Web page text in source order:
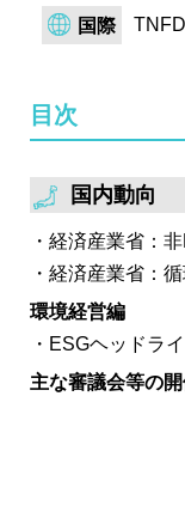
として「最も
示。後者の
国際
目次
国内動向
経済産業省：
経済産業省：
環境経営編
ESGヘッドラ
主な審議会等の